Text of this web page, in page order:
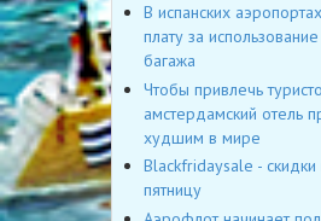
В испанских
плату за
багажа
Чтобы привлечь
амстердамский отель
худшим в мире
Blackfridaysale -
пятницу